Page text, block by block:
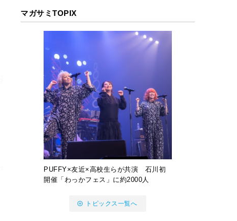
マガサミTOPIX
PUFFY×友近×高校生らが共演 石川初
開催「わっかフェス」に約2000人
トピックス一覧へ